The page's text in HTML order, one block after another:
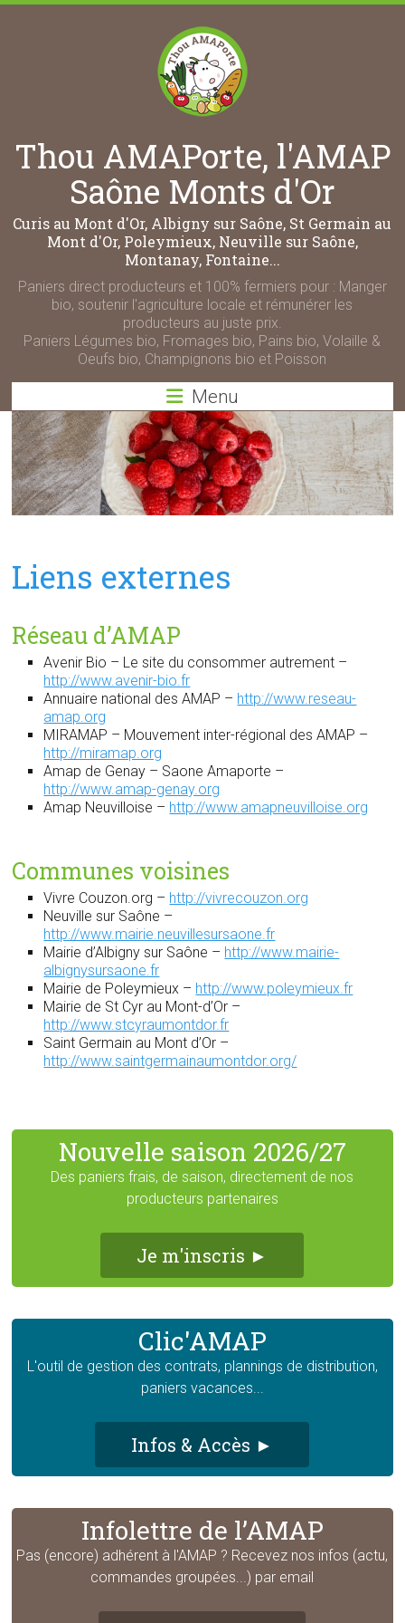
Thou AMAPorte, l'AMAP
Saône Monts d'Or
Curis au Mont d'Or, Albigny sur Saône, St Germain au
Mont d'Or, Poleymieux, Neuville sur Saône,
Montanay, Fontaine...
Paniers direct producteurs et 100% fermiers pour : Manger
bio, soutenir l'agriculture locale et rémunérer les
producteurs au juste prix.
Paniers Légumes bio, Fromages bio, Pains bio, Volaille &
Oeufs bio, Champignons bio et Poisson
Menu
Liens externes
Réseau d’AMAP
Avenir Bio – Le site du consommer autrement –
http://www.avenir-bio.fr
Annuaire national des AMAP – http://www.reseau-
amap.org
MIRAMAP – Mouvement inter-régional des AMAP –
http://miramap.org
Amap de Genay – Saone Amaporte –
http://www.amap-genay.org
Amap Neuvilloise – http://www.amapneuvilloise.org
Communes voisines
Vivre Couzon.org – http://vivrecouzon.org
Neuville sur Saône –
http://www.mairie.neuvillesursaone.fr
Mairie d’Albigny sur Saône – http://www.mairie-
albignysursaone.fr
Mairie de Poleymieux – http://www.poleymieux.fr
Mairie de St Cyr au Mont-d’Or –
http://www.stcyraumontdor.fr
Saint Germain au Mont d’Or –
http://www.saintgermainaumontdor.org/
Nouvelle saison 2026/27
Des paniers frais, de saison, directement de nos
producteurs partenaires
Je m'inscris ►
Clic'AMAP
L'outil de gestion des contrats, plannings de distribution,
paniers vacances...
Infos & Accès ►
Infolettre de l’AMAP
Pas (encore) adhérent à l'AMAP ? Recevez nos infos (actu,
commandes groupées...) par email